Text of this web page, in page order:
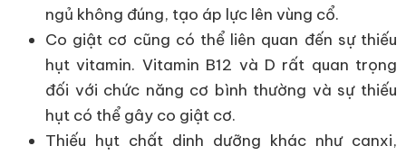
ngủ không đúng, tạo áp lực lên vùng cổ.
Co giật cơ cũng có thể liên quan đến sự thiếu
hụt vitamin. Vitamin B12 và D rất quan trọng
đối với chức năng cơ bình thường và sự thiếu
hụt có thể gây co giật cơ.
Thiếu hụt chất dinh dưỡng khác như canxi,